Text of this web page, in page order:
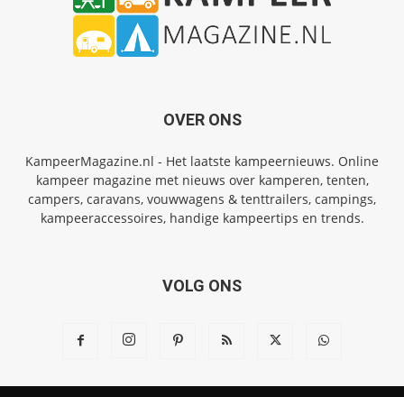
OVER ONS
KampeerMagazine.nl - Het laatste kampeernieuws. Online
kampeer magazine met nieuws over kamperen, tenten,
campers, caravans, vouwwagens & tenttrailers, campings,
kampeeraccessoires, handige kampeertips en trends.
VOLG ONS